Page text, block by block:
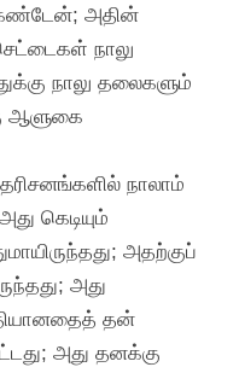
அதின்
நாலு
நாலு தலைகளும்
ஆளுகை
நாலாம்
கெடியும்
அதற்குப்
அது
தன்
அது தனக்கு